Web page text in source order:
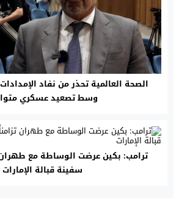
الصحة العالمية تحذر من نفاد
وسط تصعيد عسكري
ترامب: بكين عرضت الوساطة مع طهران
سفينة قبالة الإمارات